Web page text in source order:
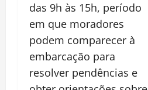
das 9h às 15h, período
em que moradores
podem comparecer à
embarcação para
resolver pendências e